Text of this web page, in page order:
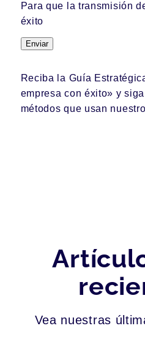
Para que la transmisión
éxito
Enviar
Reciba la Guía
empresa con éxito» y
métodos que usan
Vea nuestras